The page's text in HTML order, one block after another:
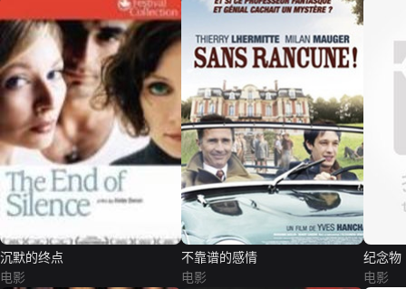
沉默的终点
电影
不靠谱的感情
电影
纪念物
电影